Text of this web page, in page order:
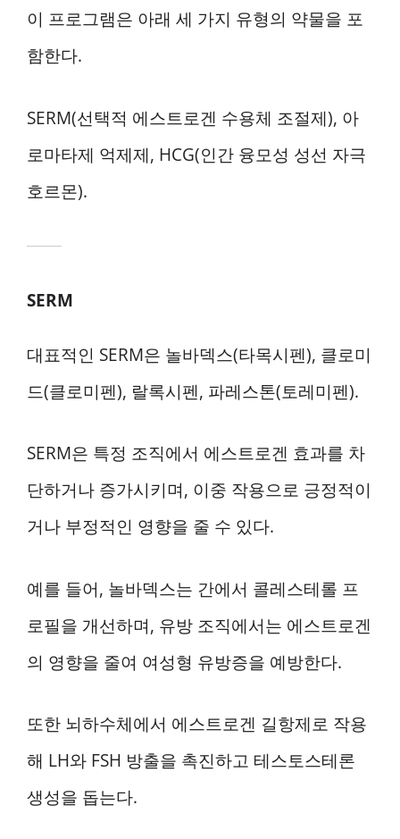
이 프로그램은 아래 세 가지 유형의 약물을 포
함한다.
SERM(선택적 에스트로겐 수용체 조절제), 아
로마타제 억제제, HCG(인간 융모성 성선 자극
호르몬).
SERM
대표적인 SERM은 놀바덱스(타목시펜), 클로미
드(클로미펜), 랄록시펜, 파레스톤(토레미펜).
SERM은 특정 조직에서 에스트로겐 효과를 차
단하거나 증가시키며, 이중 작용으로 긍정적이
거나 부정적인 영향을 줄 수 있다.
예를 들어, 놀바덱스는 간에서 콜레스테롤 프
로필을 개선하며, 유방 조직에서는 에스트로겐
의 영향을 줄여 여성형 유방증을 예방한다.
또한 뇌하수체에서 에스트로겐 길항제로 작용
해 LH와 FSH 방출을 촉진하고 테스토스테론
생성을 돕는다.